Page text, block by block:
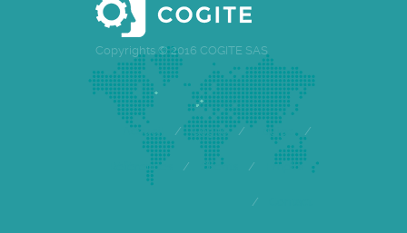
Copyrights © 2016 COGITE SAS
Accueil / Cogite / Equipe /
Références / Clients / Emploi
/